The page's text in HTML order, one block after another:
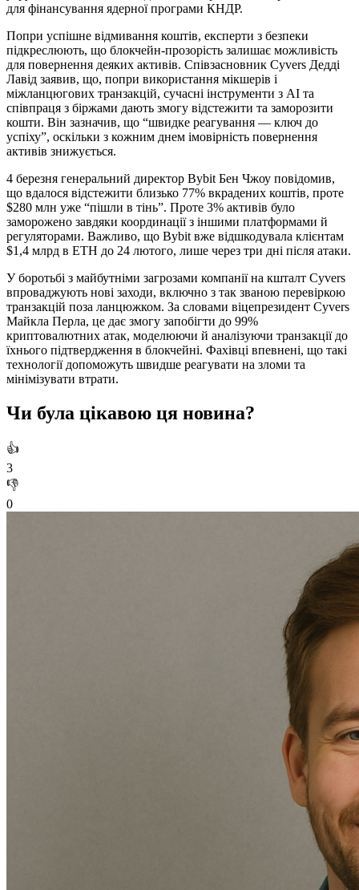
для фінансування ядерної програми КНДР.
Попри успішне відмивання коштів, експерти з безпеки
підкреслюють, що блокчейн-прозорість залишає можливість
для повернення деяких активів. Співзасновник Cyvers Дедді
Лавід заявив, що, попри використання мікшерів і
міжланцюгових транзакцій, сучасні інструменти з АІ та
співпраця з біржами дають змогу відстежити та заморозити
кошти. Він зазначив, що “швидке реагування — ключ до
успіху”, оскільки з кожним днем імовірність повернення
активів знижується.
4 березня генеральний директор Bybit Бен Чжоу повідомив,
що вдалося відстежити близько 77% вкрадених коштів, проте
$280 млн уже “пішли в тінь”. Проте 3% активів було
заморожено завдяки координації з іншими платформами й
регуляторами. Важливо, що Bybit вже відшкодувала клієнтам
$1,4 млрд в ETH до 24 лютого, лише через три дні після атаки.
У боротьбі з майбутніми загрозами компанії на кшталт Cyvers
впроваджують нові заходи, включно з так званою перевіркою
транзакцій поза ланцюжком. За словами віцепрезидент Cyvers
Майкла Перла, це дає змогу запобігти до 99%
криптовалютних атак, моделюючи й аналізуючи транзакції до
їхнього підтвердження в блокчейні. Фахівці впевнені, що такі
технології допоможуть швидше реагувати на зломи та
мінімізувати втрати.
Чи була цікавою ця новина?
👍
3
👎
0